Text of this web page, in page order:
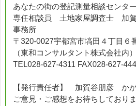
あなたの街の登記測量相談センター
専任相談員 土地家屋調査士 加
事務所
〒320-0027宇都宮市塙田４丁目６
（東和コンサルタント株式会社内）
TEL028-627-4311 FAX028-627-
【発行責任者】 加賀谷朋彦 かが
ご意見・ご感想をお待ちしておりま